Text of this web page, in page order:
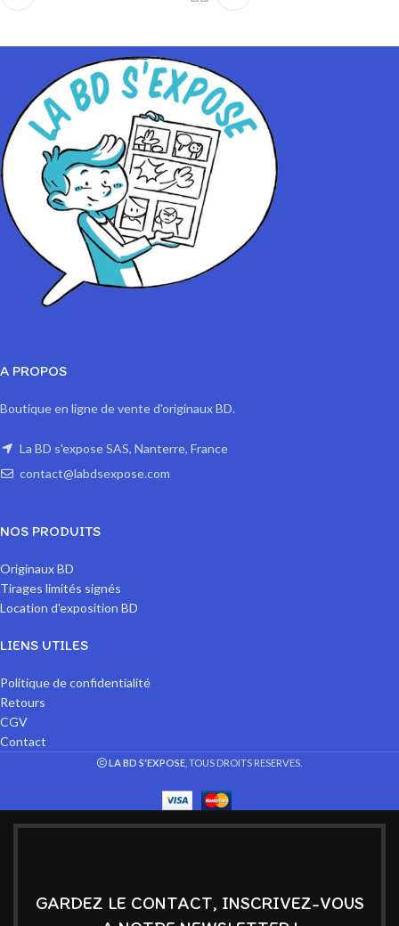
A PROPOS
Boutique en ligne de vente d'originaux BD.
La BD s'expose SAS, Nanterre, France
contact@labdsexpose.com
NOS PRODUITS
Originaux BD
Tirages limités signés
Location d'exposition BD
LIENS UTILES
Politique de confidentialité
Retours
CGV
Contact
LA BD S'EXPOSE , TOUS DROITS RESERVES.
GARDEZ LE CONTACT, INSCRIVEZ-VOUS